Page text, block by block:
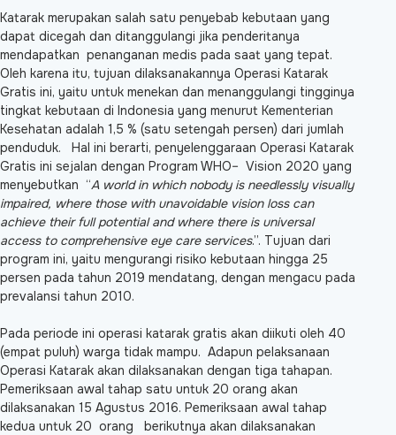
Katarak merupakan salah satu penyebab kebutaan yang
dapat dicegah dan ditanggulangi jika penderitanya
mendapatkan penanganan medis pada saat yang tepat.
Oleh karena itu, tujuan dilaksanakannya Operasi Katarak
Gratis ini, yaitu untuk menekan dan menanggulangi tingginya
tingkat kebutaan di Indonesia yang menurut Kementerian
Kesehatan adalah 1,5 % (satu setengah persen) dari jumlah
penduduk. Hal ini berarti, penyelenggaraan Operasi Katarak
Gratis ini sejalan dengan Program WHO– Vision 2020 yang
menyebutkan “A world in which nobody is needlessly visually
impaired, where those with unavoidable vision loss can
achieve their full potential and where there is universal
access to comprehensive eye care services.”. Tujuan dari
program ini, yaitu mengurangi risiko kebutaan hingga 25
persen pada tahun 2019 mendatang, dengan mengacu pada
prevalansi tahun 2010.
Pada periode ini operasi katarak gratis akan diikuti oleh 40
(empat puluh) warga tidak mampu. Adapun pelaksanaan
Operasi Katarak akan dilaksanakan dengan tiga tahapan.
Pemeriksaan awal tahap satu untuk 20 orang akan
dilaksanakan 15 Agustus 2016. Pemeriksaan awal tahap
kedua untuk 20 orang berikutnya akan dilaksanakan